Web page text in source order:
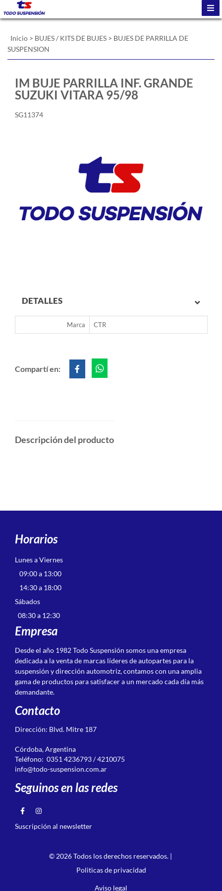
Inicio > BUJES / KITS DE BUJES > BUJES DE PARRILLA DE
SUSPENSION
IM BUJE PARRILLA INF. GRANDE
SUZUKI VITARA 95/98
SG11374
DETALLES
Marca CTR
Compartí en:
Descripción del producto
Horarios
Lunes a Viernes
09:00 a 13:00
14:30 a 18:00
Sábados
08:30 a 12:30
Empresa
Desde el año 1982 Todo Suspensión somos una empresa
dedicada a la venta de marcas líderes de autopartes para la
suspensión y dirección automotriz, contamos con una amplia
gama de productos para satisfacer a un mercado cada día más
demandante.
Contacto
Dirección: Blvd. Mitre 187
Córdoba, Argentina
Teléfono: 0351 4236793 / 4210075
info@todo-suspension.com.ar
Seguinos en las redes
Suscripción al newsletter
© 2026 Todos los derechos reservados. |
Politicas de privacidad
Aviso legal